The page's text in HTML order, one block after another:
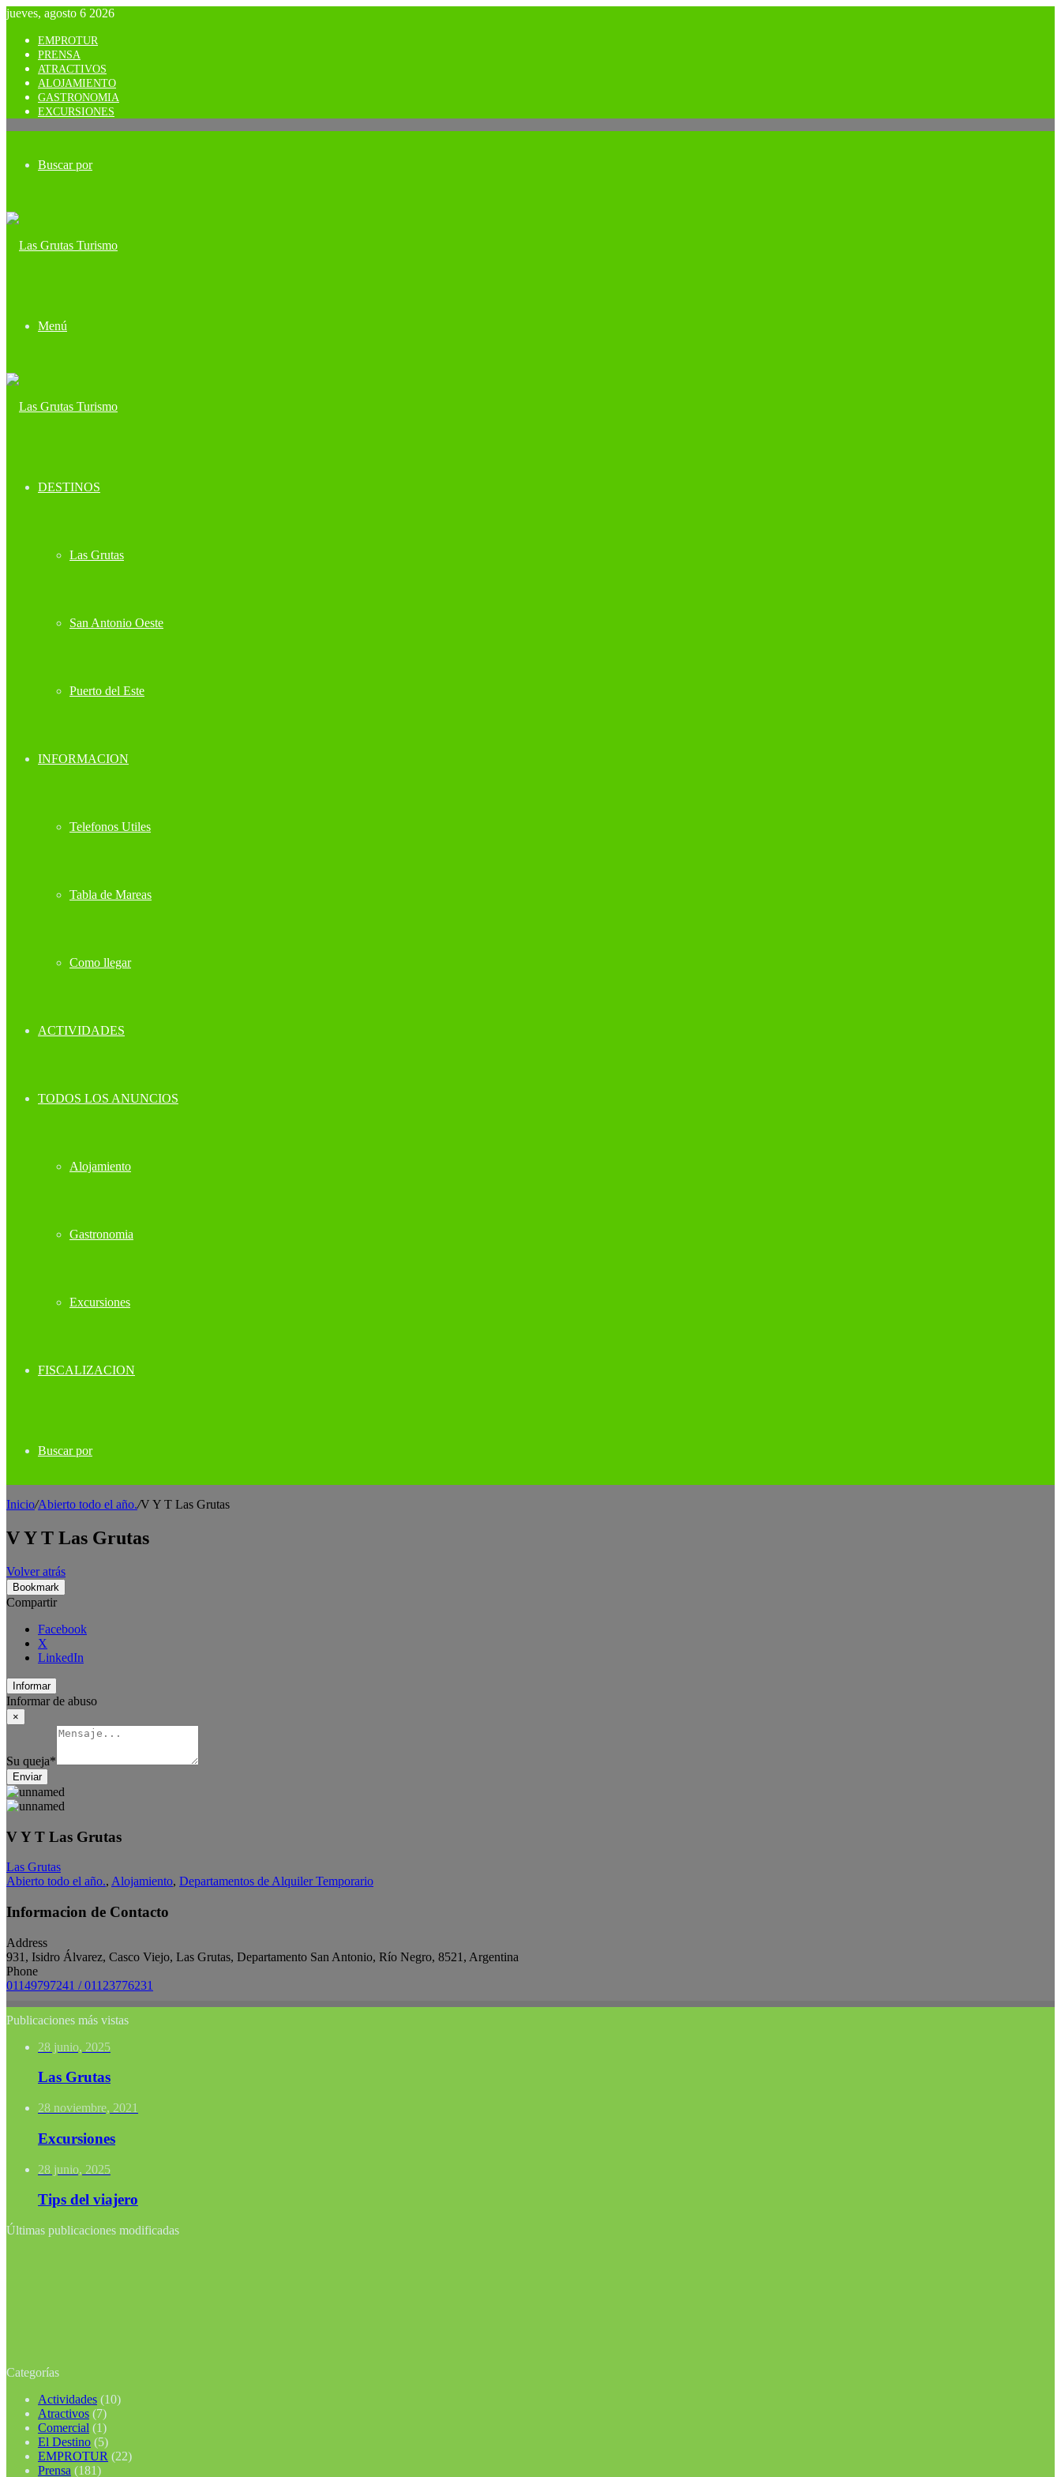
jueves, agosto 6 2026
EMPROTUR
PRENSA
ATRACTIVOS
ALOJAMIENTO
GASTRONOMIA
EXCURSIONES
Buscar por
Menú
DESTINOS
Las Grutas
San Antonio Oeste
Puerto del Este
INFORMACION
Telefonos Utiles
Tabla de Mareas
Como llegar
ACTIVIDADES
TODOS LOS ANUNCIOS
Alojamiento
Gastronomia
Excursiones
FISCALIZACION
Buscar por
Inicio/Abierto todo el año./V Y T Las Grutas
V Y T Las Grutas
Volver atrás
Bookmark
Compartir
Facebook
X
LinkedIn
Informar
Informar de abuso
×
Su queja*
Enviar
V Y T Las Grutas
Las Grutas
Abierto todo el año., Alojamiento, Departamentos de Alquiler Temporario
Informacion de Contacto
Address
931, Isidro Álvarez, Casco Viejo, Las Grutas, Departamento San Antonio, Río Negro, 8521, Argentina
Phone
01149797241 / 01123776231
Publicaciones más vistas
28 junio, 2025
Las Grutas
28 noviembre, 2021
Excursiones
28 junio, 2025
Tips del viajero
Últimas publicaciones modificadas
Categorías
Actividades (10)
Atractivos (7)
Comercial (1)
El Destino (5)
EMPROTUR (22)
Prensa (181)